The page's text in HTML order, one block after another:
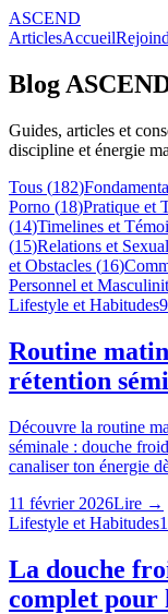
ASCEND
ArticlesAccueil
Blog
Guides, articles et
discipline et énergie
Tous (182)
Porno (18)Pratique et
(14)Timelines et
(15)Relations et
et Obstacles (16)
Personnel et
Lifestyle et Habitudes9
Routine
rétention
Découvre la routine
séminale : douche
canaliser ton énergie
11 février 2026Lire →
Lifestyle et Habitudes
La douche
complet pour